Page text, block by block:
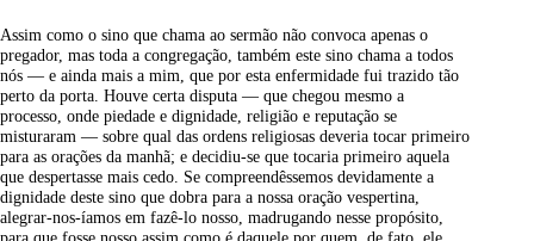
Assim como o sino que chama ao sermão não convoca apenas o
pregador, mas toda a congregação, também este sino chama a todos
nós — e ainda mais a mim, que por esta enfermidade fui trazido tão
perto da porta. Houve certa disputa — que chegou mesmo a
processo, onde piedade e dignidade, religião e reputação se
misturaram — sobre qual das ordens religiosas deveria tocar primeiro
para as orações da manhã; e decidiu-se que tocaria primeiro aquela
que despertasse mais cedo. Se compreendêssemos devidamente a
dignidade deste sino que dobra para a nossa oração vespertina,
alegrar-nos-íamos em fazê-lo nosso, madrugando nesse propósito,